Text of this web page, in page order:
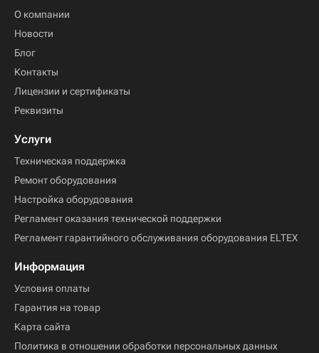
О компании
Новости
Блог
Контакты
Лицензии и сертификаты
Реквизиты
Услуги
Техническая поддержка
Ремонт оборудования
Настройка оборудования
Регламент оказания технической поддержки
Регламент гарантийного обслуживания оборудования ELTEX
Информация
Условия оплаты
Гарантия на товар
Карта сайта
Политика в отношении обработки персональных данных